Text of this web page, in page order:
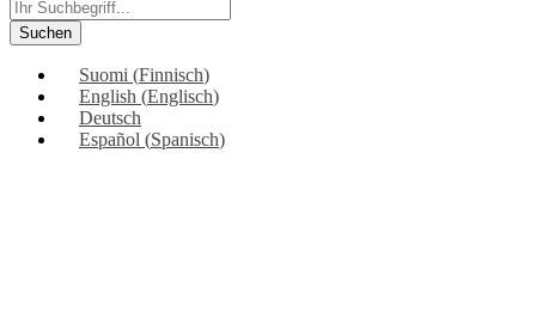
Suchen
Suomi (Finnisch)
English (Englisch)
Deutsch
Español (Spanisch)